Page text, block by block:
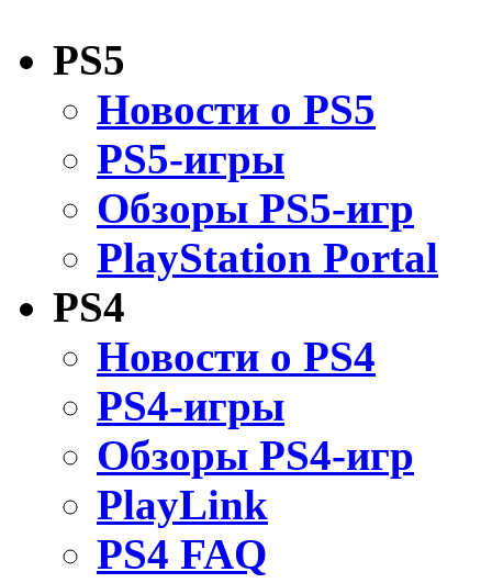
PS5
Новости о PS5
PS5-игры
Обзоры PS5-игр
PlayStation Portal
PS4
Новости о PS4
PS4-игры
Обзоры PS4-игр
PlayLink
PS4 FAQ